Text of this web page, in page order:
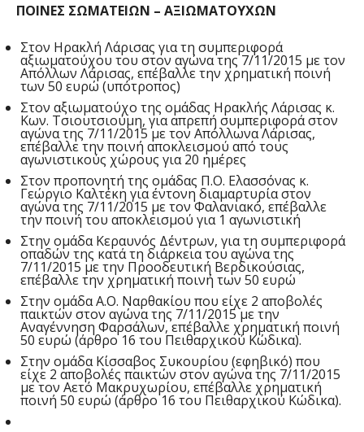
ΠΟΙΝΕΣ ΣΩΜΑΤΕΙΩΝ – ΑΞΙΩΜΑΤΟΥΧΩΝ
Στον Ηρακλή Λάρισας για τη συμπεριφορά
αξιωματούχου του στον αγώνα της 7/11/2015 με τον
Απόλλων Λάρισας, επέβαλλε την χρηματική ποινή
των 50 ευρώ (υπότροπος)
Στον αξιωματούχο της ομάδας Ηρακλής Λάρισας κ.
Κων. Τσιουτσιούμη, για απρεπή συμπεριφορά στον
αγώνα της 7/11/2015 με τον Απόλλωνα Λάρισας,
επέβαλλε την ποινή αποκλεισμού από τους
αγωνιστικούς χώρους για 20 ημέρες
Στον προπονητή της ομάδας Π.Ο. Ελασσόνας κ.
Γεώργιο Καλτέκη για έντονη διαμαρτυρία στον
αγώνα της 7/11/2015 με τον Φαλανιακό, επέβαλλε
την ποινή του αποκλεισμού για 1 αγωνιστική
Στην ομάδα Κεραυνός Δέντρων, για τη συμπεριφορά
οπαδών της κατά τη διάρκεια του αγώνα της
7/11/2015 με την Προοδευτική Βερδικούσιας,
επέβαλλε την χρηματική ποινή των 50 ευρώ
Στην ομάδα Α.Ο. Ναρθακίου που είχε 2 αποβολές
παικτών στον αγώνα της 7/11/2015 με την
Αναγέννηση Φαρσάλων, επέβαλλε χρηματική ποινή
50 ευρώ (άρθρο 16 του Πειθαρχικού Κώδικα).
Στην ομάδα Κίσσαβος Συκουρίου (εφηβικό) που
είχε 2 αποβολές παικτών στον αγώνα της 7/11/2015
με τον Αετό Μακρυχωρίου, επέβαλλε χρηματική
ποινή 50 ευρώ (άρθρο 16 του Πειθαρχικού Κώδικα).